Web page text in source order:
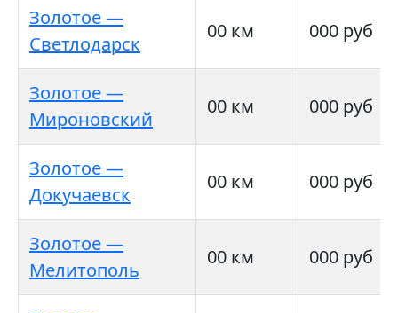
Золотое —
Светлодарск
00 км 000 руб
Золотое —
Мироновский
00 км 000 руб
Золотое —
Докучаевск
00 км 000 руб
Золотое —
Мелитополь
00 км 000 руб